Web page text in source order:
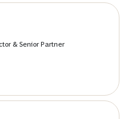
& Senior Partner